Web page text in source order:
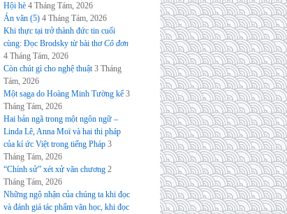
Hội hè 4 Tháng Tám, 2026
Án văn (5) 4 Tháng Tám, 2026
Khi thực tại trở thành đức tin cuối
cùng: Đọc Brodsky từ bài thơCô đơn
4 Tháng Tám, 2026
Còn chút gì cho nghệ thuật 3 Tháng
Tám, 2026
Một saga do Hoàng Minh Tường kể 3
Tháng Tám, 2026
Hai bản ngã trong một ngôn ngữ –
Linda Lê, Anna Moï và hai thi pháp
của kí ức Việt trong tiếng Pháp 3
Tháng Tám, 2026
“Chính sử” xét xử văn chương 2
Tháng Tám, 2026
Những ngộ nhận của chúng ta khi đọc
và đánh giá tác phẩm văn học, khi đọc